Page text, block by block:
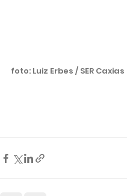
foto: Luiz Erbes / SER Caxias